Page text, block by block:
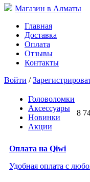
Магазин в Алматы
Главная
Доставка
Оплата
Отзывы
Контакты
Войти /
Головоломки
Аксессуары
Новинки
Акции
8
Оплата на Qiwi
Удобная оплата с